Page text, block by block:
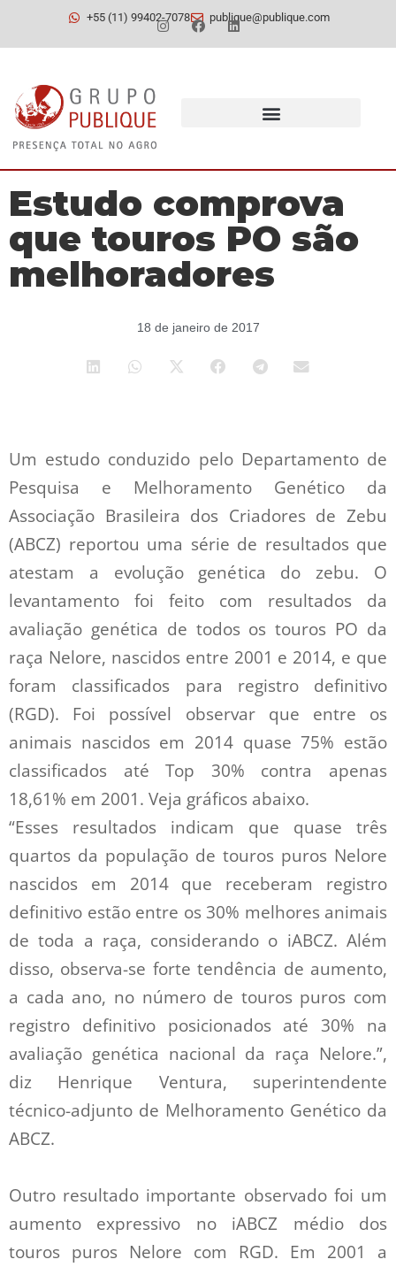
+55 (11) 99402-7078 publique@publique.com
Estudo comprova
que touros PO são
melhoradores
18 de janeiro de 2017
Um estudo conduzido pelo Departamento de
Pesquisa e Melhoramento Genético da
Associação Brasileira dos Criadores de Zebu
(ABCZ) reportou uma série de resultados que
atestam a evolução genética do zebu. O
levantamento foi feito com resultados da
avaliação genética de todos os touros PO da
raça Nelore, nascidos entre 2001 e 2014, e que
foram classificados para registro definitivo
(RGD). Foi possível observar que entre os
animais nascidos em 2014 quase 75% estão
classificados até Top 30% contra apenas
18,61% em 2001. Veja gráficos abaixo.
“Esses resultados indicam que quase três
quartos da população de touros puros Nelore
nascidos em 2014 que receberam registro
definitivo estão entre os 30% melhores animais
de toda a raça, considerando o iABCZ. Além
disso, observa-se forte tendência de aumento,
a cada ano, no número de touros puros com
registro definitivo posicionados até 30% na
avaliação genética nacional da raça Nelore.”,
diz Henrique Ventura, superintendente
técnico-adjunto de Melhoramento Genético da
ABCZ.
Outro resultado importante observado foi um
aumento expressivo no iABCZ médio dos
touros puros Nelore com RGD. Em 2001 a